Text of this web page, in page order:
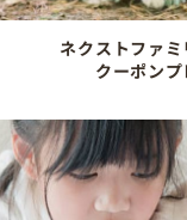
ネクストファ
クーポン